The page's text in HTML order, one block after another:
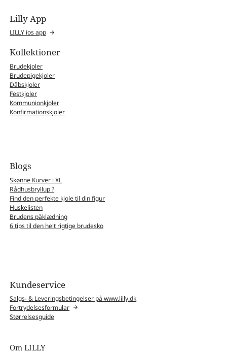
Lilly App
LILLY ios app
Kollektioner
Brudekjoler
Brudepigekjoler
Dåbskjoler
Festkjoler
Kommunionkjoler
Konfirmationskjoler
Blogs
Skønne Kurver i XL
Rådhusbryllup ?
Find den perfekte kjole til din figur
Huskelisten
Brudens påklædning
6 tips til den helt rigtige brudesko
Kundeservice
Salgs- & Leveringsbetingelser på www.lilly.dk
Fortrydelsesformular
Størrelsesguide
Om LILLY